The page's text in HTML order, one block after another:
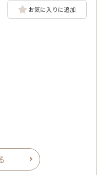
お気に入りに追加